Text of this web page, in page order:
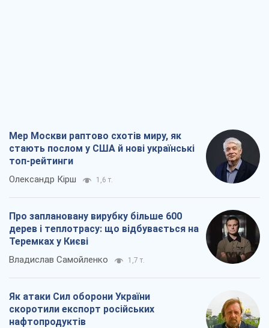
Мер Москви раптово схотів миру, як
стають послом у США й нові українські
топ-рейтинги
Олександр Кірш 1,6 т.
Про заплановану вирубку більше 600
дерев і теплотрасу: що відбувається на
Теремках у Києві
Владислав Самойленко 1,7 т.
Як атаки Сил оборони України
скоротили експорт російських
нафтопродуктів